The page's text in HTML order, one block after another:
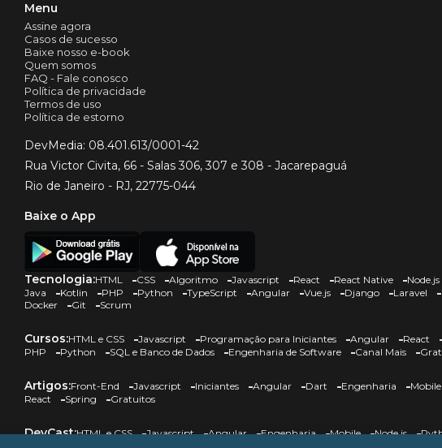
Menu
Assine agora
Casos de sucesso
Baixe nosso e-book
Quem somos
FAQ - Fale conosco
Política de privacidade
Termos de uso
Política de estorno
DevMedia: 08.401.613/0001-42
Rua Victor Civita, 66 - Salas 306, 307 e 308 - Jacarepaguá
Rio de Janeiro - RJ, 22775-044
Baixe o App
Tecnologia:HTML CSS Algoritmo Javascript React React Native Node.js
Java
Kotlin PHP Python TypeScript Angular Vue.js Django Laravel
Docker
Git Scrum
Cursos:HTML e CSS Javascript Programação para Iniciantes Angular React
PHP
Python SQL e Banco de Dados Engenharia de Software Canal Mais
Artigos:Front-End Javascript Iniciantes Angular Dart Engenharia Mobile
React
Spring Gratuitos
DevCast:HTML e CSS Javascript Angular Engenharia Mobile Node.js